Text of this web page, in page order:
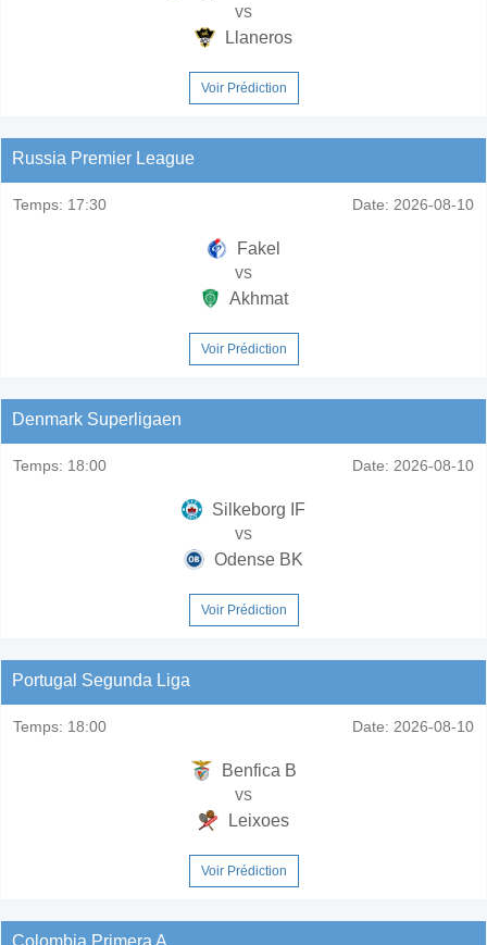
vs
Llaneros
Voir Prédiction
Russia Premier League
Temps: 17:30 Date: 2026-08-10
Fakel
vs
Akhmat
Voir Prédiction
Denmark Superligaen
Temps: 18:00 Date: 2026-08-10
Silkeborg IF
vs
Odense BK
Voir Prédiction
Portugal Segunda Liga
Temps: 18:00 Date: 2026-08-10
Benfica B
vs
Leixoes
Voir Prédiction
Colombia Primera A